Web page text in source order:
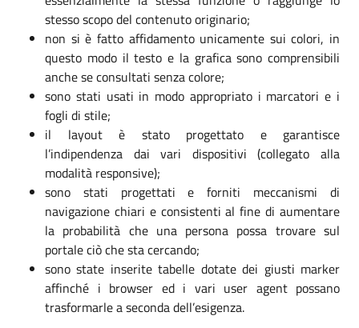
stesso scopo del contenuto originario;
non si è fatto affidamento unicamente sui colori, in
questo modo il testo e la grafica sono comprensibili
anche se consultati senza colore;
sono stati usati in modo appropriato i marcatori e i
fogli di stile;
il layout è stato progettato e garantisce
l’indipendenza dai vari dispositivi (collegato alla
modalità responsive);
sono stati progettati e forniti meccanismi di
navigazione chiari e consistenti al fine di aumentare
la probabilità che una persona possa trovare sul
portale ciò che sta cercando;
sono state inserite tabelle dotate dei giusti marker
affinché i browser ed i vari user agent possano
trasformarle a seconda dell’esigenza.